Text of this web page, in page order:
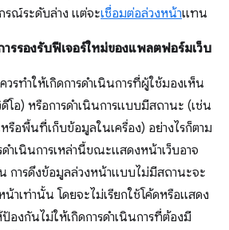
ณ์ระดับล่าง แต่จะเชื่อมต่อล่วงหน้าแทน
รรองรับฟีเจอร์ใหม่ของแพลตฟอร์มเว็บ
รทำให้เกิดการดำเนินการที่ผู้ใช้มองเห็น
โอ) หรือการดำเนินการแบบมีสถานะ (เช่น
รือพื้นที่เก็บข้อมูลในเครื่อง) อย่างไรก็ตาม
ำเนินการเหล่านี้ขณะแสดงหน้าเว็บอาจ
การดึงข้อมูลล่วงหน้าแบบไม่มีสถานะจะ
าเท่านั้น โดยจะไม่เรียกใช้โค้ดหรือแสดง
องกันไม่ให้เกิดการดำเนินการที่ต้องมี